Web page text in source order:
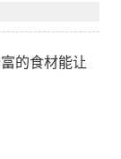
的食材能让